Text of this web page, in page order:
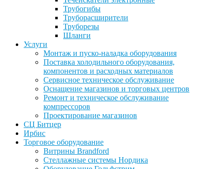
Трубогибы
Труборасширители
Труборезы
Шланги
Услуги
Монтаж и пуско-наладка оборудования
Поставка холодильного оборудования,
компонентов и расходных материалов
Сервисное техническое обслуживание
Оснащение магазинов и торговых центров
Ремонт и техническое обслуживание
компрессоров
Проектирование магазинов
СЦ Битцер
Ирбис
Торговое оборудование
Витрины Brandford
Стеллажные системы Нордика